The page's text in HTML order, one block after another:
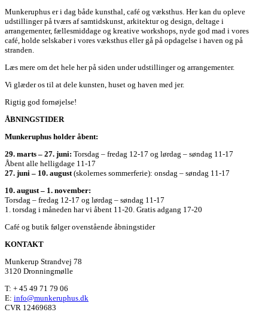
Munkeruphus er i dag både kunsthal, café og væksthus. Her kan du opleve
udstillinger på tværs af samtidskunst, arkitektur og design, deltage i
arrangementer, fællesmiddage og kreative workshops, nyde god mad i vores
café, holde selskaber i vores væksthus eller gå på opdagelse i haven og på
stranden.
Læs mere om det hele her på siden under udstillinger og arrangementer.
Vi glæder os til at dele kunsten, huset og haven med jer.
Rigtig god fornøjelse!
ÅBNINGSTIDER
Munkeruphus holder åbent:
29. marts – 27. juni: Torsdag – fredag 12-17 og lørdag – søndag 11-17
Åbent alle helligdage 11-17
27. juni – 10. august(skolernes sommerferie): onsdag – søndag 11-17
10. august – 1. november:
Torsdag – fredag 12-17 og lørdag – søndag 11-17
1. torsdag i måneden har vi åbent 11-20. Gratis adgang 17-20
Café og butik følger ovenstående åbningstider
KONTAKT
Munkerup Strandvej 78
3120 Dronningmølle
T: + 45 49 71 79 06
E: info@munkeruphus.dk
CVR 12469683